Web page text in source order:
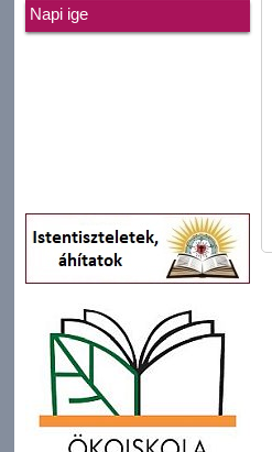
Napi ige